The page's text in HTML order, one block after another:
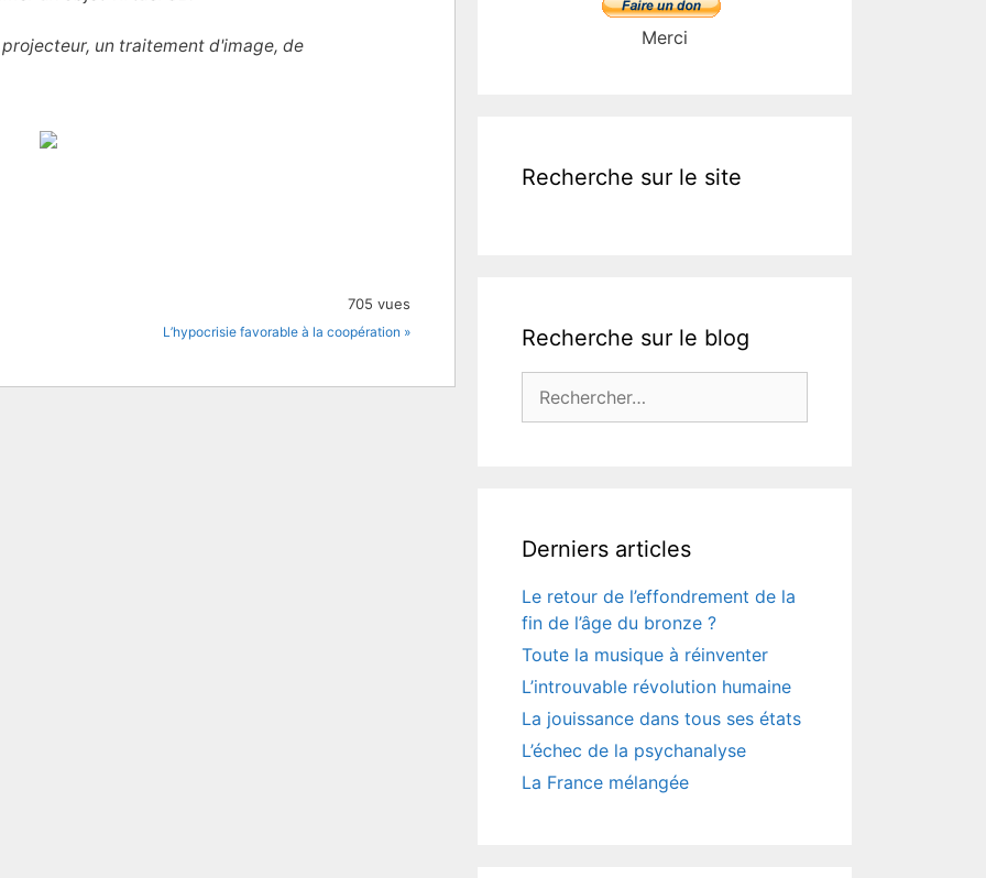
un traitement d'image, de
705 vues
L’hypocrisie favorable à la coopération »
Merci
Recherche sur le site
Recherche sur le blog
Derniers articles
Le retour de l’effondrement de la
fin de l’âge du bronze ?
Toute la musique à réinventer
L’introuvable révolution humaine
La jouissance dans tous ses états
L’échec de la psychanalyse
La France mélangée